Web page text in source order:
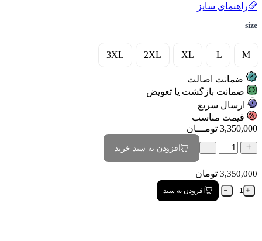
راهنمای سایز
size
M
L
XL
2XL
3XL
ضمانت اصالت
ضمانت بازگشت یا تعویض
ارسال سریع
قیمت مناسب
3,350,000 تومـــان
افزودن به سبد خرید
3,350,000 تومان
افزودن به سبد